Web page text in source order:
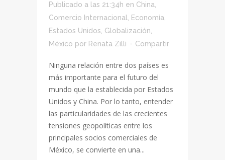
Publicado a las 21:34h en China
Comercio Internacional
Economía
Estados Unidos Globalización
México por Renata Zilli Compartir
Ninguna relación entre dos países es
más importante para el futuro del
mundo que la establecida por Estados
Unidos y China. Por lo tanto, entender
las particularidades de las crecientes
tensiones geopolíticas entre los
principales socios comerciales de
México, se convierte en una...